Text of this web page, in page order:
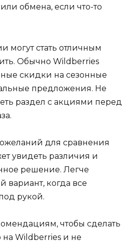
обмена, если что-то
могут стать отличным
Обычно Wildberries
скидки на сезонные
предложения. Не
раздел с акциями перед
для сравнения
увидеть различия и
решение. Легче
вариант, когда все
рукой.
чтобы сделать
Wildberries и не